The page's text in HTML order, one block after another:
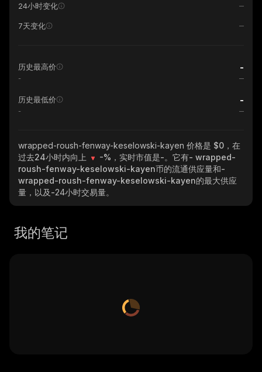
24小时变化
7天变化
历史最高价 -
-
历史最低价 -
-
wrapped-roush-fenway-keselowski-kayen 价格是 $0，在
过去24小时内向上
-% ，实时市值是-。它有- wrapped-
roush-fenway-keselowski-kayen币的流通供应量和-
wrapped-roush-fenway-keselowski-kayen的最大供应
量，以及-24小时交易量。
我的笔记